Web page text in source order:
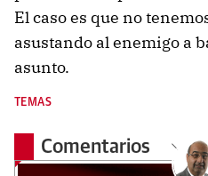
El caso es que no
asustando al enemigo a
asunto.
TEMAS
Comentarios